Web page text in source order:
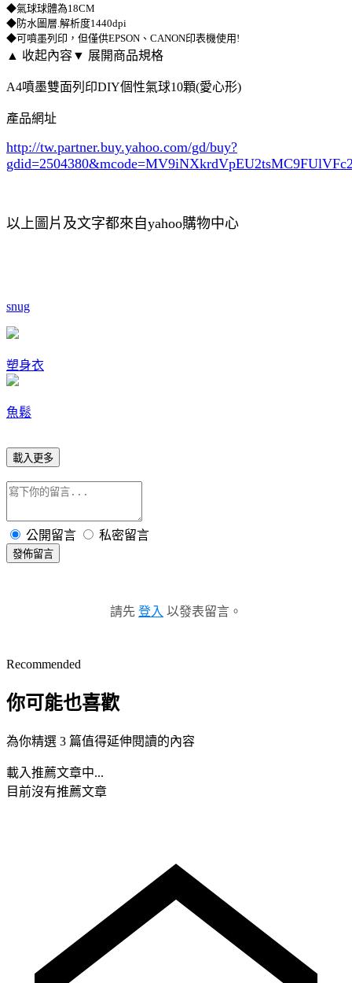
◆氣球球體為18CM
◆防水圖層.解析度1440dpi
◆可噴墨列印，但僅供EPSON、CANON印表機使用!
▲ 收起內容▼ 展開商品規格
A4噴墨雙面列印DIY個性氣球10顆(愛心形)
產品網址
http://tw.partner.buy.yahoo.com/gd/buy?
gdid=2504380
以上圖片及文字都來自yahoo購物中心
snug
塑身衣
魚鬆
載入更多
公開留言 私密留言
發佈留言
請先 登入 以發表留言。
Recommended
你可能也喜歡
為你精選 3 篇值得延伸閱讀的內容
載入推薦文章中...
目前沒有推薦文章